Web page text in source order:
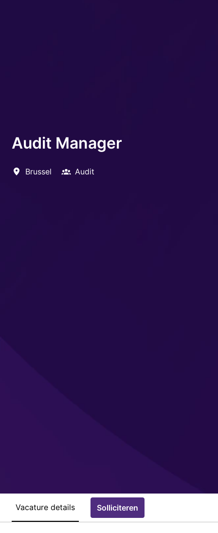
Audit Manager
Brussel Audit
Vacature details Solliciteren